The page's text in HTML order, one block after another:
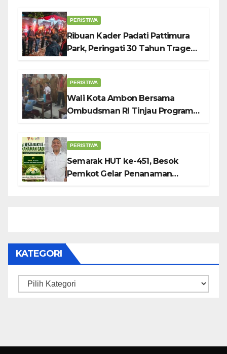
PERISTIWA
Ribuan Kader Padati Pattimura
Park, Peringati 30 Tahun Tragedi
PERISTIWA
Wali Kota Ambon Bersama
Ombudsman RI Tinjau Program
PERISTIWA
Semarak HUT ke-451, Besok
Pemkot Gelar Penanaman
KATEGORI
Kategori